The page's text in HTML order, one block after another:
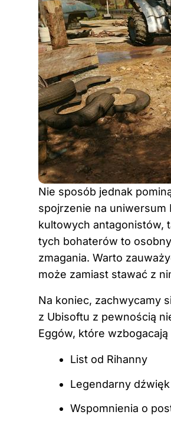
Nie sposób jednak
spojrzenie na uniwersum
kultowych antagonistów,
tych bohaterów to
zmagania. Warto
może zamiast stawać z
Na koniec, zachwycamy
z Ubisoftu z pewnością
Eggów, które
List od Rihanny
Legendarny
Wspomnienia o